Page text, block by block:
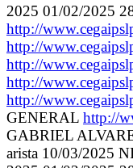
2025 01/02/2025
http://
http://
http://
http://
http://
GENERAL http://
GABRIEL
arista 10/03/2025